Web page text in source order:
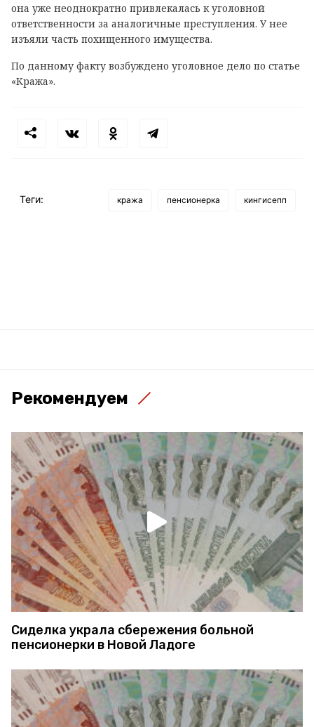
она уже неоднократно привлекалась к уголовной
ответственности за аналогичные преступления. У нее
изъяли часть похищенного имущества.
По данному факту возбуждено уголовное дело по статье
«Кража».
Теги: кража пенсионерка кингисепп
Рекомендуем
Сиделка украла сбережения больной
пенсионерки в Новой Ладоге